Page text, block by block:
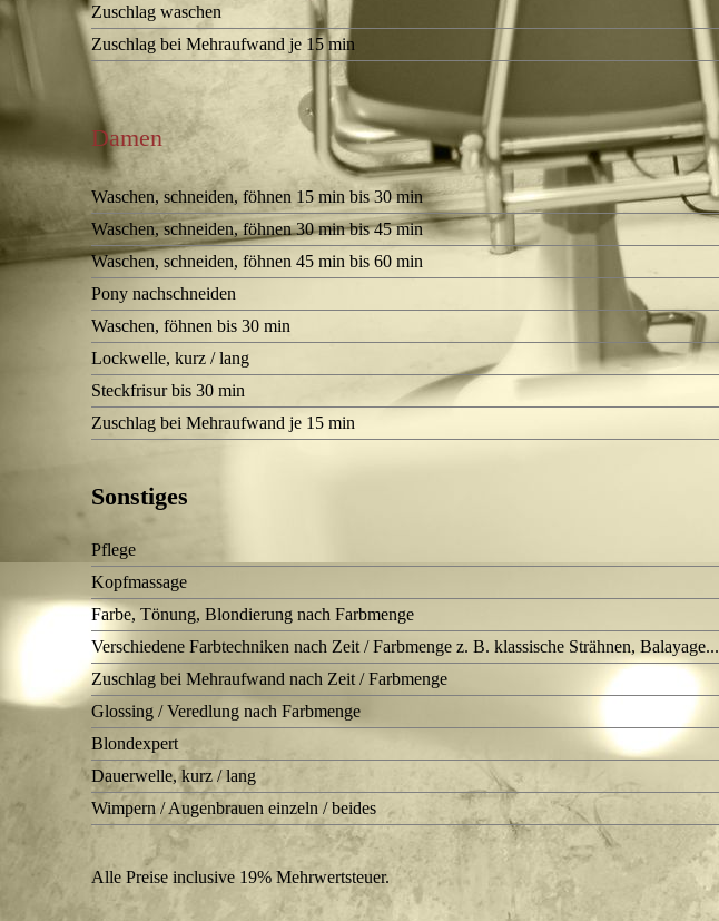
Zuschlag waschen
Zuschlag bei Mehraufwand je 15 min
Damen
Waschen, schneiden, föhnen 15 min bis 30 min
Waschen, schneiden, föhnen 30 min bis 45 min
Waschen, schneiden, föhnen 45 min bis 60 min
Pony nachschneiden
Waschen, föhnen bis 30 min
Lockwelle, kurz / lang
Steckfrisur bis 30 min
Zuschlag bei Mehraufwand je 15 min
Sonstiges
Pflege
Kopfmassage
Farbe, Tönung, Blondierung nach Farbmenge
Verschiedene Farbtechniken nach Zeit / Farbmenge z. B. klassische Strähnen, Balayage...
Zuschlag bei Mehraufwand nach Zeit / Farbmenge
Glossing / Veredlung nach Farbmenge
Blondexpert
Dauerwelle, kurz / lang
Wimpern / Augenbrauen einzeln / beides
Alle Preise inclusive 19% Mehrwertsteuer.